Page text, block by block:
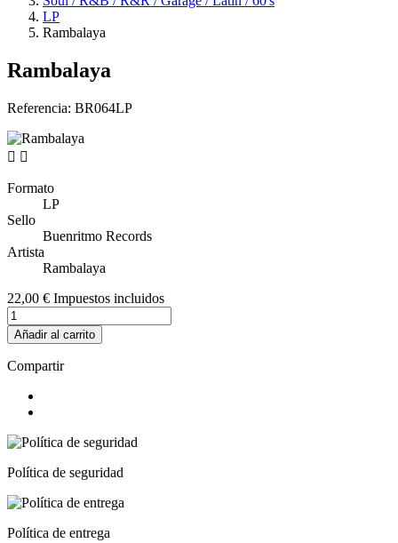
LP
Rambalaya
Rambalaya
Referencia: BR064LP
 
Formato
LP
Sello
Buenritmo Records
Artista
Rambalaya
22,00 € Impuestos incluidos
Añadir al carrito
Compartir
Política de seguridad
Política de entrega